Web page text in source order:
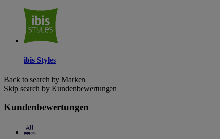
ibis Styles
Back to search by Marken
Skip search by Kundenbewertungen
Kundenbewertungen